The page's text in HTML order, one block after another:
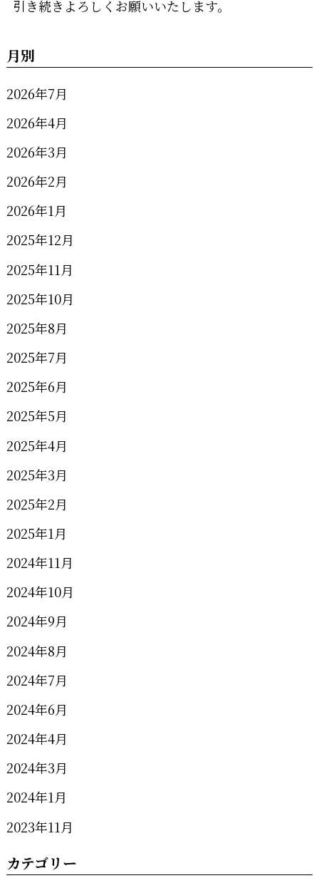
引き続きよろしくお願いいたします。
月別
2026年7月
2026年4月
2026年3月
2026年2月
2026年1月
2025年12月
2025年11月
2025年10月
2025年8月
2025年7月
2025年6月
2025年5月
2025年4月
2025年3月
2025年2月
2025年1月
2024年11月
2024年10月
2024年9月
2024年8月
2024年7月
2024年6月
2024年4月
2024年3月
2024年1月
2023年11月
カテゴリー